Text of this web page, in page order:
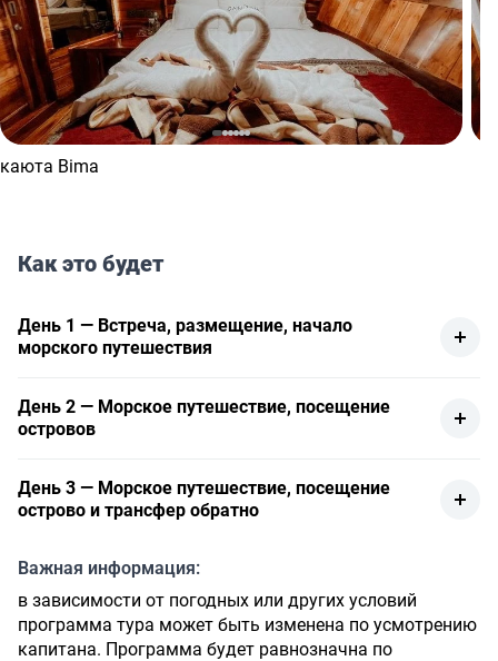
каюта Bima
Как это будет
День 1 — Встреча, размещение, начало
морского путешествия
трекинг на острове Келор
закат на острове Kalong
День 2 — Морское путешествие, посещение
островов
пляж с розовым песком Pink beach
по парку в поисках комодских варанов)
снорклинг с океаническими мантами на Manta Point.
День 3 — Морское путешествие, посещение
острово и трансфер обратно
снорклинг на острове Sebayur
посещение острова Канава и обед,
12:00 - возвращение в аэропорт Лабуан Баджо.
Важная информация:
в зависимости от погодных или других условий
программа тура может быть изменена по усмотрению
капитана. Программа будет равнозначна по